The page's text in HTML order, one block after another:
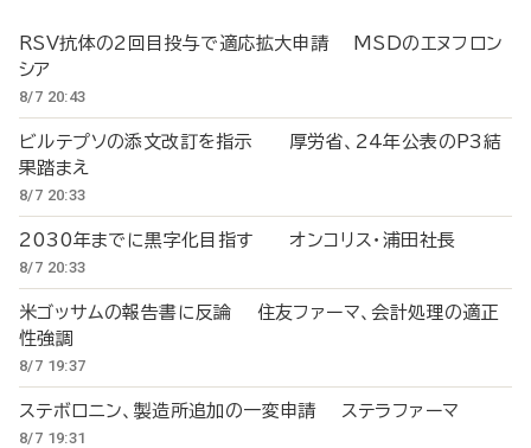
RSV抗体の2回目投与で適応拡大申請 MSDのエヌフロン
シア
8/7 20:43
ビルテプソの添文改訂を指示 厚労省、24年公表のP3結
果踏まえ
8/7 20:33
2030年までに黒字化目指す オンコリス・浦田社長
8/7 20:33
米ゴッサムの報告書に反論 住友ファーマ、会計処理の適正
性強調
8/7 19:37
ステボロニン、製造所追加の一変申請 ステラファーマ
8/7 19:31